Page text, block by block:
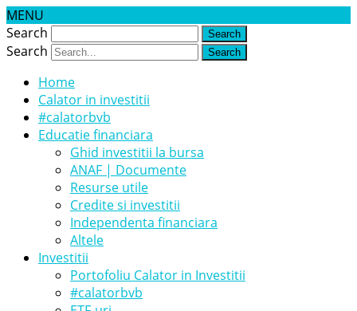
MENU
Search
Search
Home
Calator in investitii
#calatorbvb
Educatie financiara
Ghid investitii la bursa
ANAF | Documente
Resurse utile
Credite si investitii
Independenta financiara
Altele
Investitii
Portofoliu Calator in Investitii
#calatorbvb